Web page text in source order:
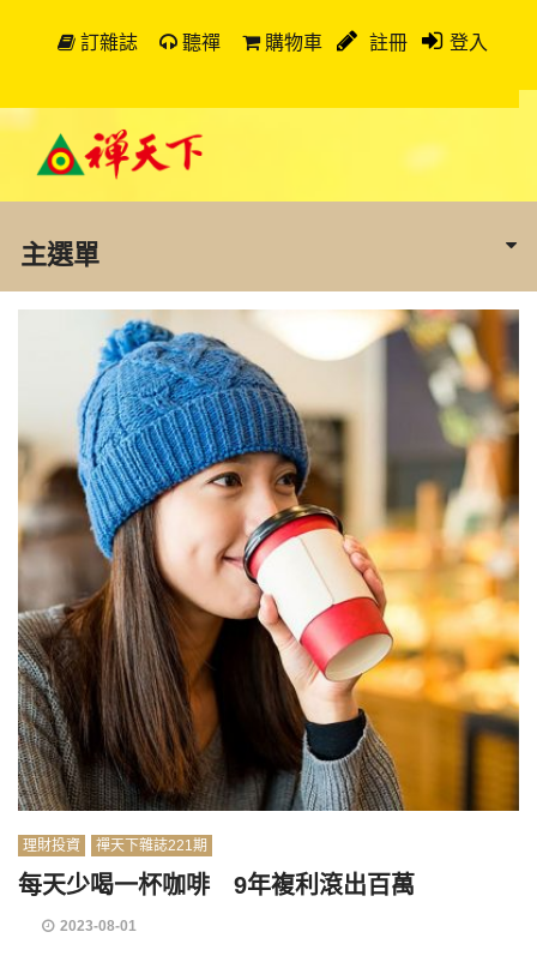
訂雜誌 聽禪 購物車 註冊 登入
主選單
理財投資 禪天下雜誌221期
每天少喝一杯咖啡 9年複利滾出百萬
2023-08-01